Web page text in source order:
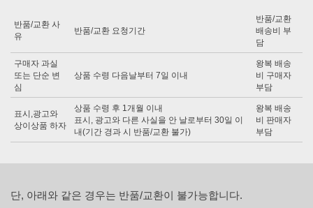
반품/교환 사
유
반품/교환 요청기간
반품/교환
배송비 부
담
구매자 과실
또는 단순 변
심
상품 수령 다음날부터 7일 이내
왕복 배송
비 구매자
부담
표시,광고와
상이상품 하자
상품 수령 후 1개월 이내
표시, 광고와 다른 사실을 안 날로부터 30일 이
내(기간 경과 시 반품/교환 불가)
왕복 배송
비 판매자
부담
단, 아래와 같은 경우는 반품/교환이 불가능합니다.